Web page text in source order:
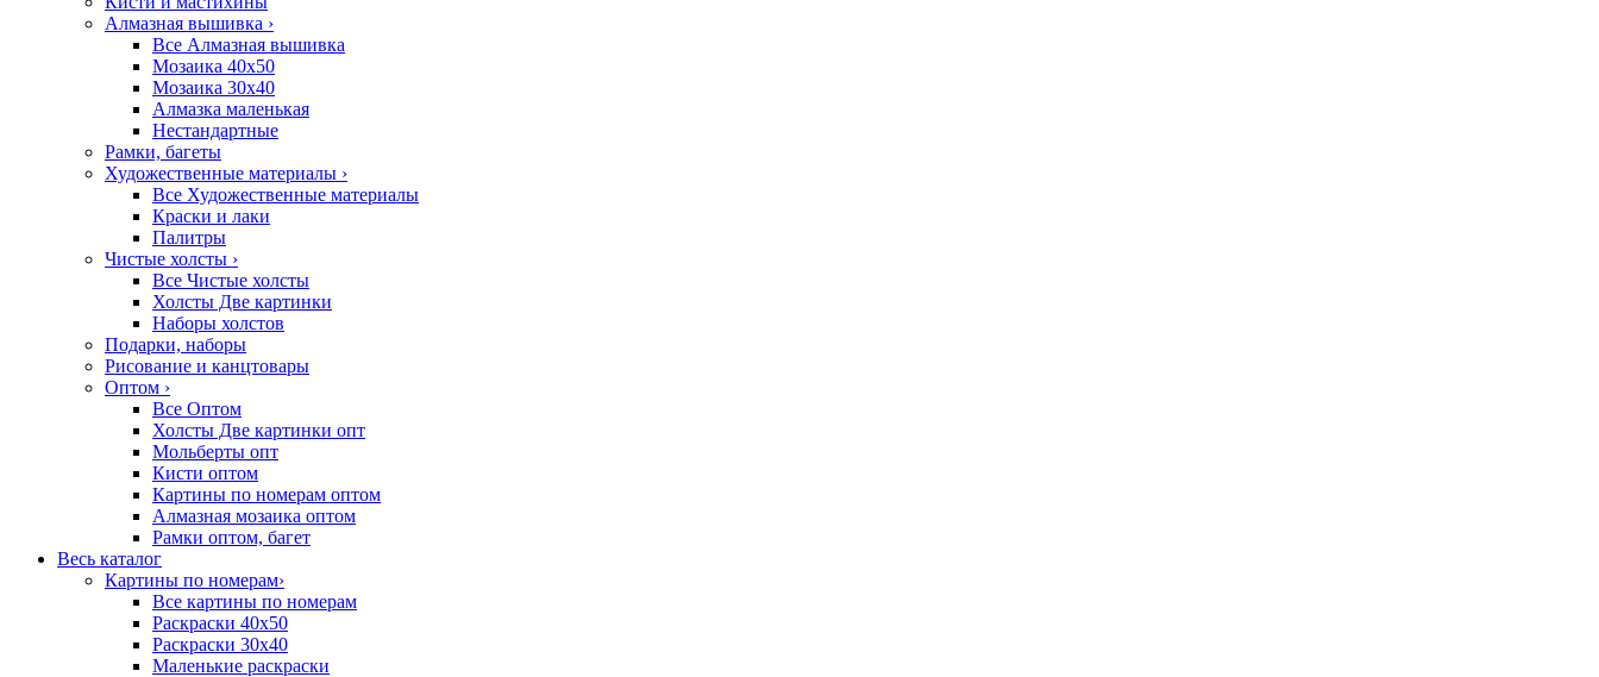
Алмазная вышивка ›
Все Алмазная вышивка
Мозаика 40x50
Мозаика 30x40
Алмазка маленькая
Нестандартные
Рамки, багеты
Художественные материалы ›
Все Художественные материалы
Краски и лаки
Палитры
Чистые холсты ›
Все Чистые холсты
Холсты Две картинки
Наборы холстов
Подарки, наборы
Рисование и канцтовары
Оптом ›
Все Оптом
Холсты Две картинки опт
Мольберты опт
Кисти оптом
Картины по номерам оптом
Алмазная мозаика оптом
Рамки оптом, багет
Весь каталог
Картины по номерам›
Все картины по номерам
Раскраски 40х50
Раскраски 30х40
Маленькие раскраски